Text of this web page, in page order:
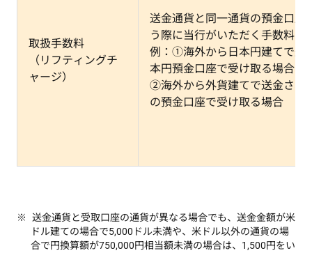
取扱手数料
（リフティングチ
ャージ）
送金通貨と同一通貨の預金口座
う際に当行がいただく手数料で
例：①海外から日本円建てで送
本円預金口座で受け取る場合
②海外から外貨建てで送金され
の預金口座で受け取る場合
送金通貨と受取口座の通貨が異なる場合でも、送金金額が米
ドル建ての場合で5,000ドル未満や、米ドル以外の通貨の場
合で円換算額が750,000円相当額未満の場合は、1,500円をい